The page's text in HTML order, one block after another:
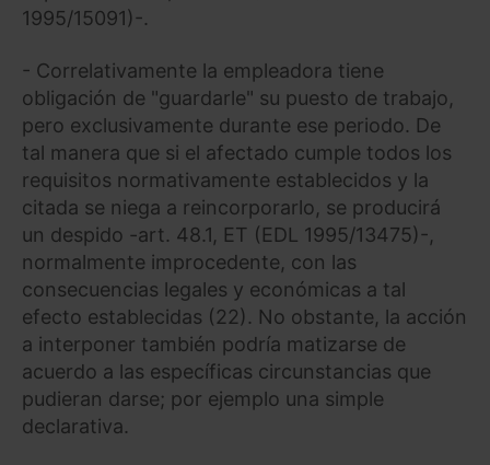
1995/15091)-.
- Correlativamente la empleadora tiene
obligación de "guardarle" su puesto de trabajo,
pero exclusivamente durante ese periodo. De
tal manera que si el afectado cumple todos los
requisitos normativamente establecidos y la
citada se niega a reincorporarlo, se producirá
un despido -art. 48.1, ET (EDL 1995/13475)-,
normalmente improcedente, con las
consecuencias legales y económicas a tal
efecto establecidas (22). No obstante, la acción
a interponer también podría matizarse de
acuerdo a las específicas circunstancias que
pudieran darse; por ejemplo una simple
declarativa.